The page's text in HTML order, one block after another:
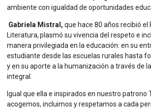
ambiente con igualdad de oportunidades
Gabriela Mistral, que hace 80 años recibió el
Literatura, plasmó su vivencia del respeto e
manera privilegiada en la educación: en su
estudiante desde las escuelas rurales hasta
y en su aporte a la humanización a través de
integral.
Igual que ella e inspirados en nuestro patrono
acogemos, incluimos y respetamos a cada